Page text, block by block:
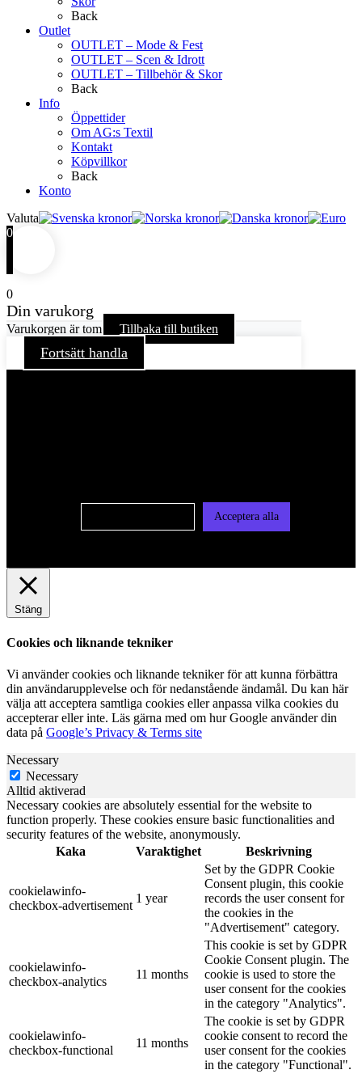
Back
Outlet
OUTLET – Mode & Fest
OUTLET – Scen & Idrott
OUTLET – Tillbehör & Skor
Back
Info
Öppettider
Om AG:s Textil
Kontakt
Köpvillkor
Back
Konto
Valuta
0
0
Din varukorg
Varukorgen är tom Tillbaka till butiken
Fortsätt handla
Acceptera alla
Stäng
Cookies och liknande tekniker
Vi använder cookies och liknande tekniker för att kunna förbättra
din användarupplevelse och för nedanstående ändamål. Du kan här
välja att acceptera samtliga cookies eller anpassa vilka cookies du
accepterar eller inte. Läs gärna med om hur Google använder din
data på Google’s Privacy & Terms site
Necessary
Necessary
Alltid aktiverad
Necessary cookies are absolutely essential for the website to
function properly. These cookies ensure basic functionalities and
security features of the website, anonymously.
Kaka
Varaktighet Beskrivning
cookielawinfo-
checkbox-advertisement
1 year
Set by the GDPR Cookie
Consent plugin, this cookie
records the user consent for
the cookies in the
"Advertisement" category.
cookielawinfo-
checkbox-analytics
11 months
This cookie is set by GDPR
Cookie Consent plugin. The
cookie is used to store the
user consent for the cookies
in the category "Analytics".
cookielawinfo-
checkbox-functional
11 months
The cookie is set by GDPR
cookie consent to record the
user consent for the cookies
in the category "Functional".